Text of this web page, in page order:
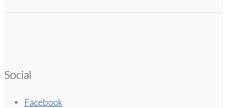
Social
Facebook